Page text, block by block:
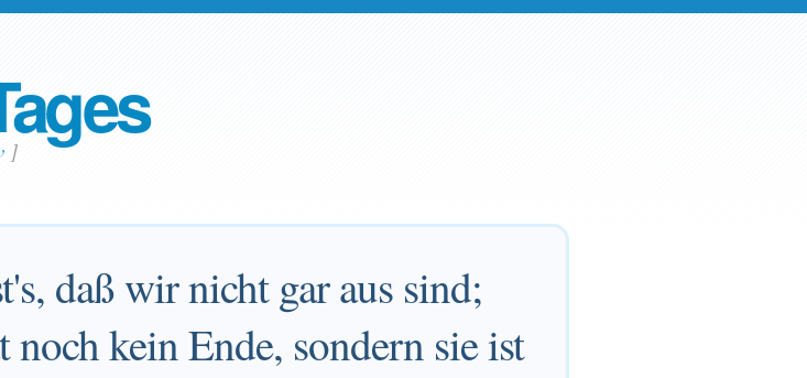
]
daß wir nicht gar aus sind;
kein Ende, sondern sie ist